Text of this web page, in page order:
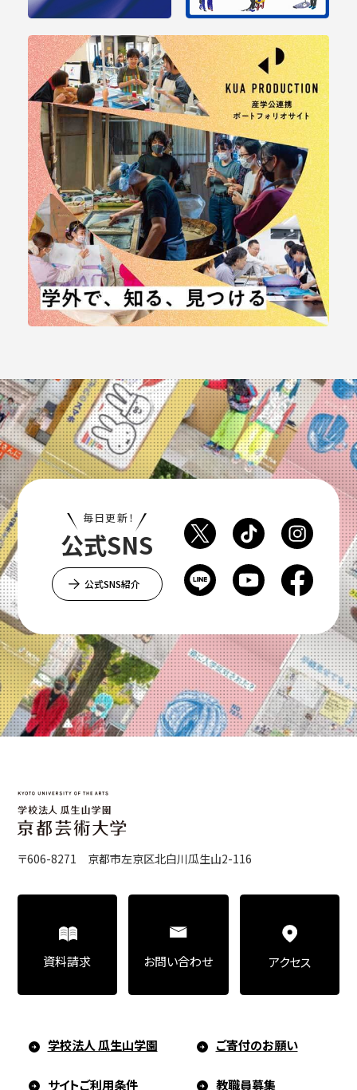
毎日更新！
公式SNS
公式SNS紹介
〒606-8271 京都市左京区北白川瓜生山2-116
学校法人 瓜生山学園 ご寄付のお願い
サイトご利用条件 教職員募集
資料請求 お問い合わせ アクセス